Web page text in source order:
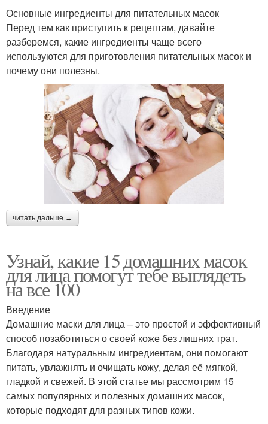
Основные ингредиенты для питательных масок
Перед тем как приступить к рецептам, давайте
разберемся, какие ингредиенты чаще всего
используются для приготовления питательных масок и
почему они полезны.
читать дальше →
Узнай, какие 15 домашних масок
для лица помогут тебе выглядеть
на все 100
Введение
Домашние маски для лица – это простой и эффективный
способ позаботиться о своей коже без лишних трат.
Благодаря натуральным ингредиентам, они помогают
питать, увлажнять и очищать кожу, делая её мягкой,
гладкой и свежей. В этой статье мы рассмотрим 15
самых популярных и полезных домашних масок,
которые подходят для разных типов кожи.